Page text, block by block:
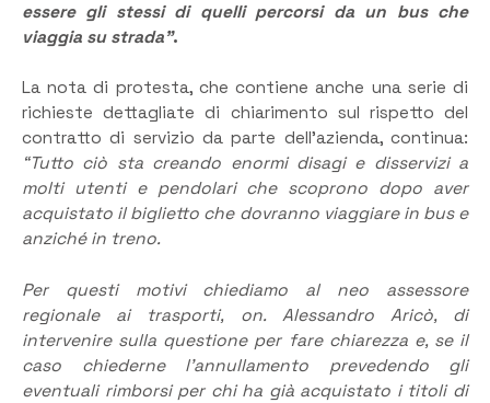
essere gli stessi di quelli percorsi da un bus che
viaggia su strada”.
La nota di protesta, che contiene anche una serie di
richieste dettagliate di chiarimento sul rispetto del
contratto di servizio da parte dell’azienda, continua:
“Tutto ciò sta creando enormi disagi e disservizi a
molti utenti e pendolari che scoprono dopo aver
acquistato il biglietto che dovranno viaggiare in bus e
anziché in treno.
Per questi motivi chiediamo al neo assessore
regionale ai trasporti, on. Alessandro Aricò, di
intervenire sulla questione per fare chiarezza e, se il
caso chiederne l’annullamento prevedendo gli
eventuali rimborsi per chi ha già acquistato i titoli di